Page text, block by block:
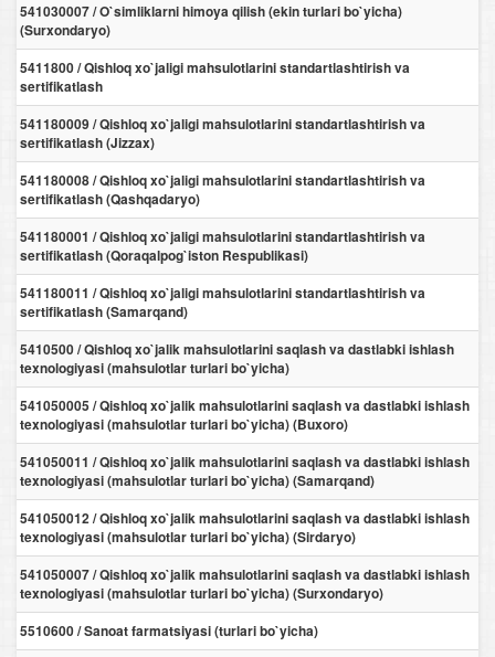
541030007 / O`simliklarni himoya qilish (ekin turlari bo`yicha)
(Surxondaryo)
5411800 / Qishloq xo`jaligi mahsulotlarini standartlashtirish va
sertifikatlash
541180009 / Qishloq xo`jaligi mahsulotlarini standartlashtirish va
sertifikatlash (Jizzax)
541180008 / Qishloq xo`jaligi mahsulotlarini standartlashtirish va
sertifikatlash (Qashqadaryo)
541180001 / Qishloq xo`jaligi mahsulotlarini standartlashtirish va
sertifikatlash (Qoraqalpog`iston Respublikasi)
541180011 / Qishloq xo`jaligi mahsulotlarini standartlashtirish va
sertifikatlash (Samarqand)
5410500 / Qishloq xo`jalik mahsulotlarini saqlash va dastlabki ishlash
texnologiyasi (mahsulotlar turlari bo`yicha)
541050005 / Qishloq xo`jalik mahsulotlarini saqlash va dastlabki ishlash
texnologiyasi (mahsulotlar turlari bo`yicha) (Buxoro)
541050011 / Qishloq xo`jalik mahsulotlarini saqlash va dastlabki ishlash
texnologiyasi (mahsulotlar turlari bo`yicha) (Samarqand)
541050012 / Qishloq xo`jalik mahsulotlarini saqlash va dastlabki ishlash
texnologiyasi (mahsulotlar turlari bo`yicha) (Sirdaryo)
541050007 / Qishloq xo`jalik mahsulotlarini saqlash va dastlabki ishlash
texnologiyasi (mahsulotlar turlari bo`yicha) (Surxondaryo)
5510600 / Sanoat farmatsiyasi (turlari bo`yicha)